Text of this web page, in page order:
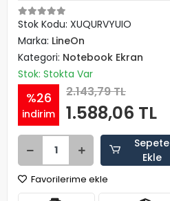
Stok Kodu: XUQURVYUIO
Marka: LineOn
Kategori: Notebook Ekran
Stok: Stokta Var
%26
indirim
2.143,79 TL
1.588,06 TL
Sepete
Ekle
Favorilerime ekle